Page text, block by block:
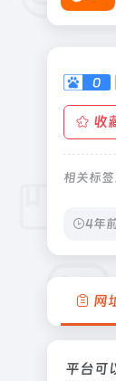
0
收
相关标签
4年
网
平台可